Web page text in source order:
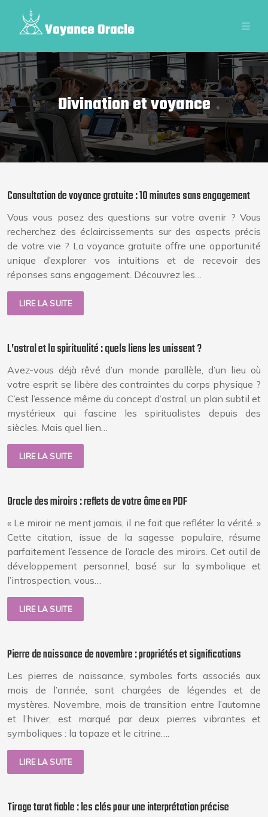
Divination et voyance
Consultation de voyance gratuite : 10 minutes sans engagement
Vous vous posez des questions sur votre avenir ? Vous
recherchez des éclaircissements sur des aspects précis
de votre vie ? La voyance gratuite offre une opportunité
unique d’explorer vos intuitions et de recevoir des
réponses sans engagement. Découvrez les…
LIRE LA SUITE
L’astral et la spiritualité : quels liens les unissent ?
Avez-vous déjà rêvé d’un monde parallèle, d’un lieu où
votre esprit se libère des contraintes du corps physique ?
C’est l’essence même du concept d’astral, un plan subtil et
mystérieux qui fascine les spiritualistes depuis des
siècles. Mais quel lien…
LIRE LA SUITE
Oracle des miroirs : reflets de votre âme en PDF
« Le miroir ne ment jamais, il ne fait que refléter la vérité. »
Cette citation, issue de la sagesse populaire, résume
parfaitement l’essence de l’oracle des miroirs. Cet outil de
développement personnel, basé sur la symbolique et
l’introspection, vous…
LIRE LA SUITE
Pierre de naissance de novembre : propriétés et significations
Les pierres de naissance, symboles forts associés aux
mois de l’année, sont chargées de légendes et de
mystères. Novembre, mois de transition entre l’automne
et l’hiver, est marqué par deux pierres vibrantes et
symboliques : la topaze et le citrine….
LIRE LA SUITE
Tirage tarot fiable : les clés pour une interprétation précise